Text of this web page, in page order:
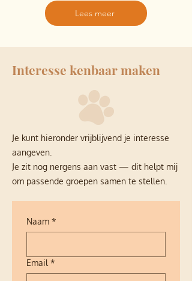
Lees meer
Interesse kenbaar maken
Je kunt hieronder vrijblijvend je interesse
aangeven.
Je zit nog nergens aan vast — dit helpt mij
om passende groepen samen te stellen.
Naam *
Email *